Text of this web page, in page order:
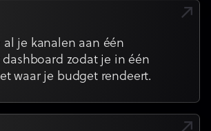
al je kanalen aan één
zodat je in één
waar je budget rendeert.